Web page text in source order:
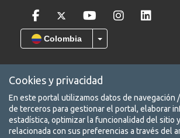
Colombia
COPYRIGHT © 2026 Leadearsearch S.A.S
total o parcial, así como su traducción a
autorización escrita de su titular. elempleo.com
Leadearsearch S.A.S. Nit. 8300651578.
Cookies y privacidad
En este portal utilizamos datos de navegación
de terceros para gestionar el portal, elaborar
estadística, optimizar la funcionalidad del sitio
relacionada con sus preferencias a través del